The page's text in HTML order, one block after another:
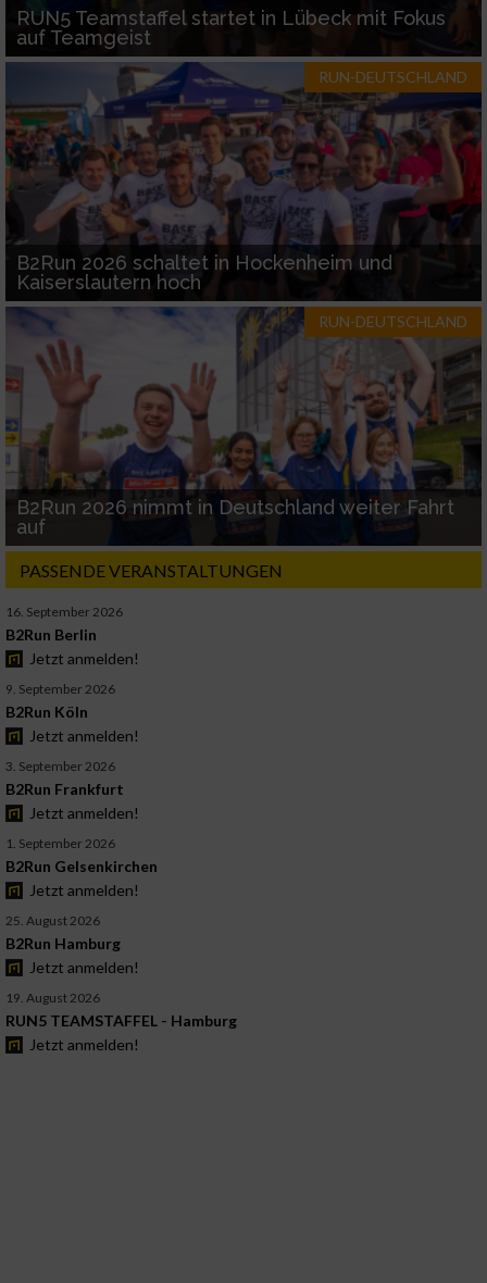
RUN5 Teamstaffel startet in Lübeck mit Fokus
auf Teamgeist
RUN-DEUTSCHLAND
B2Run 2026 schaltet in Hockenheim und
Kaiserslautern hoch
RUN-DEUTSCHLAND
B2Run 2026 nimmt in Deutschland weiter Fahrt
auf
PASSENDE VERANSTALTUNGEN
16. September 2026
B2Run Berlin
Jetzt anmelden!
9. September 2026
B2Run Köln
Jetzt anmelden!
3. September 2026
B2Run Frankfurt
Jetzt anmelden!
1. September 2026
B2Run Gelsenkirchen
Jetzt anmelden!
25. August 2026
B2Run Hamburg
Jetzt anmelden!
19. August 2026
RUN5 TEAMSTAFFEL - Hamburg
Jetzt anmelden!